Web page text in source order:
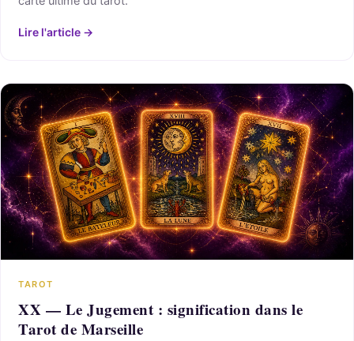
Lire l'article →
TAROT
XX — Le Jugement : signification dans le
Tarot de Marseille